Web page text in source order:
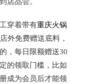
穿着带有重庆火锅
外免费赠送底料，
，每日限额赠送30
的领取门槛，比如
成为会员后才能领